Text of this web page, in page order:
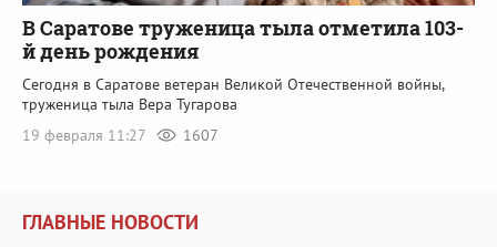
В Саратове труженица тыла отметила 103-
й день рождения
Сегодня в Саратове ветеран Великой Отечественной войны,
труженица тыла Вера Тугарова
19 февраля 11:27
1607
ГЛАВНЫЕ НОВОСТИ